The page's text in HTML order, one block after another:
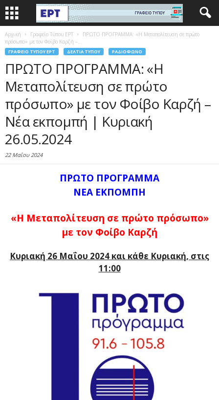
Αρχική Γραφείο Τύπου ΕΡΤ
ΠΡΩΤΟ ΠΡΟΓΡΑΜΜΑ: «Η Μεταπολίτευση σε πρώτο
πρόσωπο» με τον Φοίβο Καρζή –...
ΓΡΑΦΕΊΟ ΤΎΠΟΥ ΕΡΤ ΔΕΛΤΊΑ ΤΎΠΟΥ ΡΑΔΙΌΦΩΝΟ
ΠΡΩΤΟ ΠΡΟΓΡΑΜΜΑ: «Η
Μεταπολίτευση σε πρώτο
πρόσωπο» με τον Φοίβο Καρζή –
Νέα εκπομπή | Κυριακή
26.05.2024
22 Μαΐου 2024
ΠΡΩΤΟ ΠΡΟΓΡΑΜΜΑ
ΝΕΑ ΕΚΠΟΜΠΗ
«Η Μεταπολίτευση σε πρώτο πρόσωπο»
με τον Φοίβο Καρζή
Κυριακή 26 Μαΐου 2024 και κάθε Κυριακή, στις
11:00